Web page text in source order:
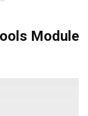
Module